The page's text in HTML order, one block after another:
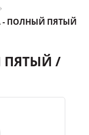
- ПОЛНЫЙ ПЯТЫЙ
ПЯТЫЙ /